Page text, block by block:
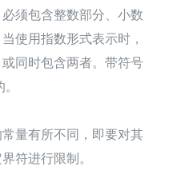
须包含整数部分、小数
使用指数形式表示时，
同时包含两者。带符号
量有所不同，即要对其
符进行限制。